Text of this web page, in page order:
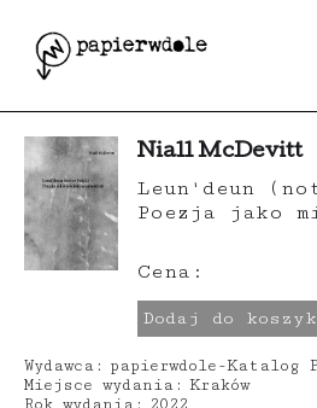
Wydawca: papierwdole-Katalog
Miejsce wydania: Kraków
Niall McDevitt
Leun'deun
Poezja jako
Cena:
Dodaj do